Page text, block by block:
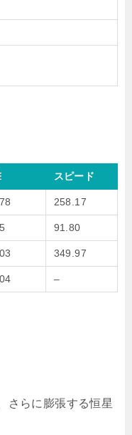
スピード
258.17
91.80
349.97
–
さらに膨張する恒星